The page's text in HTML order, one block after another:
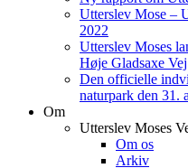
Utterslev Mose –
2022
Utterslev Moses
Høje Gladsaxe Vej
Den officielle
naturpark den 31.
Om
Utterslev Moses
Om os
Arkiv